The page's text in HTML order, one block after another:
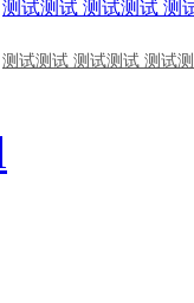
测试测试 测试测试 测试